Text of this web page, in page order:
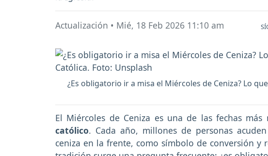
Actualización • Mié, 18 Feb 2026 11:10 am
¿Es obligatorio ir a misa el Miércoles de Ceniza? Lo
El Miércoles de Ceniza es una de las fechas más
católico. Cada año, millones de personas
ceniza en la frente, como símbolo de conversión